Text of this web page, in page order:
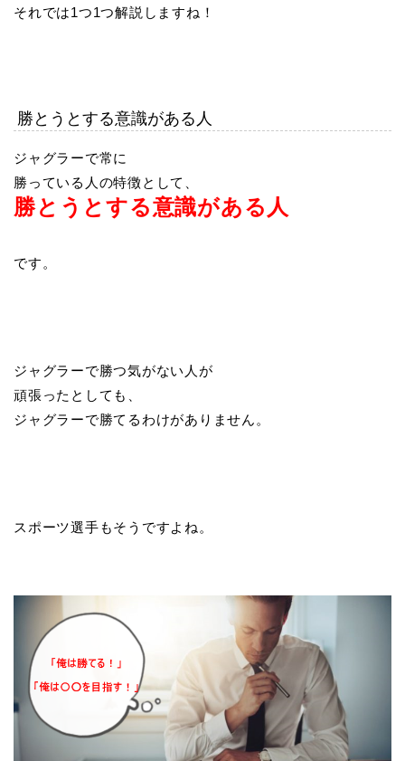
それでは1つ1つ解説しますね！
勝とうとする意識がある人
ジャグラーで常に
勝っている人の特徴として、
勝とうとする意識がある人
です。
ジャグラーで勝つ気がない人が
頑張ったとしても、
ジャグラーで勝てるわけがありません。
スポーツ選手もそうですよね。